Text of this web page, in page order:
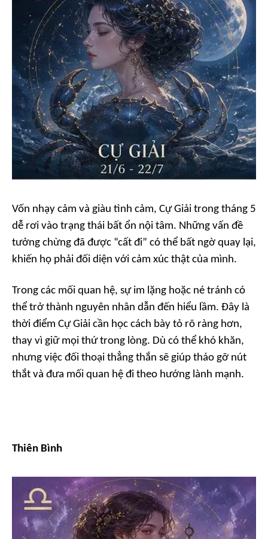
Vốn nhạy cảm và giàu tình cảm, Cự Giải trong tháng 5
dễ rơi vào trạng thái bất ổn nội tâm. Những vấn đề
tưởng chừng đã được “cất đi” có thể bất ngờ quay lại,
khiến họ phải đối diện với cảm xúc thật của mình.
Trong các mối quan hệ, sự im lặng hoặc né tránh có
thể trở thành nguyên nhân dẫn đến hiểu lầm. Đây là
thời điểm Cự Giải cần học cách bày tỏ rõ ràng hơn,
thay vì giữ mọi thứ trong lòng. Dù có thể khó khăn,
nhưng việc đối thoại thẳng thắn sẽ giúp tháo gỡ nút
thắt và đưa mối quan hệ đi theo hướng lành mạnh.
Thiên Bình